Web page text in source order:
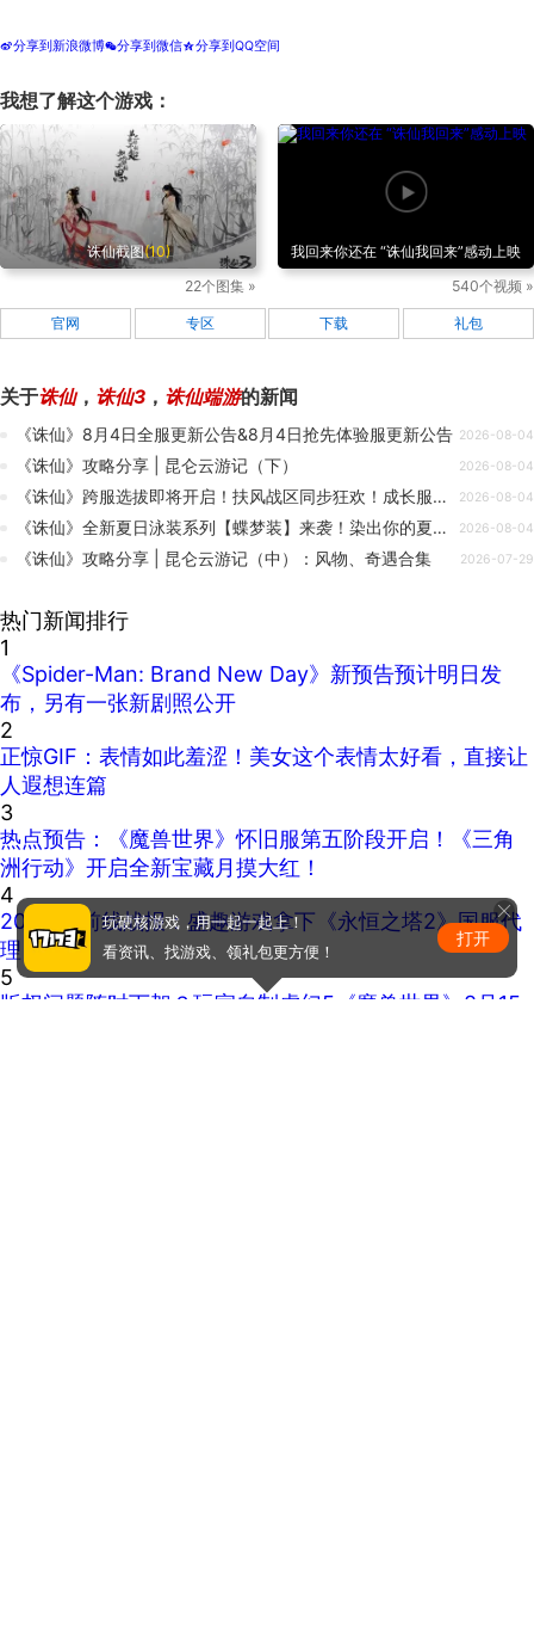
t分享到新浪微博w分享到微信z分享到QQ空间
我想了解这个游戏：
诛仙截图(10)
22个图集 »
我回来你还在 “诛仙我回来”感动上映
540个视频 »
官网 专区 下载 礼包
关于诛仙， 诛仙3 ， 诛仙端游的新闻
《诛仙》8月4日全服更新公告&8月4日抢先体验服更新公告 2026-08-04
《诛仙》攻略分享 | 昆仑云游记（下） 2026-08-04
《诛仙》跨服选拔即将开启！扶风战区同步狂欢！成长服专属助力活动来啦！ 2026-08-04
《诛仙》全新夏日泳装系列【蝶梦装】来袭！染出你的夏日之彩 2026-08-04
《诛仙》攻略分享 | 昆仑云游记（中）：风物、奇遇合集 2026-07-29
热门新闻排行
1
《Spider-Man: Brand New Day》新预告预计明日发
布，另有一张新剧照公开
2
正惊GIF：表情如此羞涩！美女这个表情太好看，直接让
人遐想连篇
3
热点预告：《魔兽世界》怀旧服第五阶段开启！《三角
洲行动》开启全新宝藏月摸大红！
4
2026CJ前线战报：盛趣游戏拿下《永恒之塔2》国服代
理
5
版权问题随时下架？玩家自制虚幻5《魔兽世界》8月15
玩硬核游戏，用一起一起上！
看资讯、找游戏、领礼包更方便！
打开